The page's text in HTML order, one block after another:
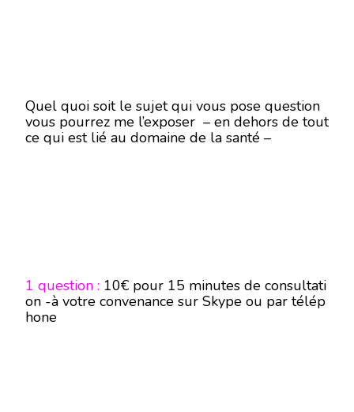
Quel quoi soit le sujet qui vous pose question
vous pourrez me l’exposer – en dehors de tout
ce qui est lié au domaine de la santé –
1 question : 10€ pour 15 minutes de consultati
on -à votre convenance sur Skype ou par télép
hone